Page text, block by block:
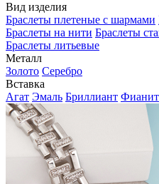
Вид изделия
Браслеты плетеные с шармами
Браслеты на нити Браслеты
Браслеты литьевые
Металл
Золото Серебро
Вставка
Агат Эмаль Бриллиант Фианит